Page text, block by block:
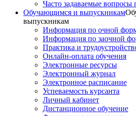
Часто задаваемые вопросы
Обучающимся и выпускникам
выпускникам
Информация по очной
Информация по заочной
Практика и
Онлайн-оплата обучения
Электронные ресурсы
Электронный журнал
Электронное расписание
Успеваемость курсанта
Личный кабинет
Дистанционное обучение